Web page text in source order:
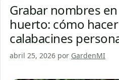
Grabar nombres
huerto: cómo
calabacines
abril 25, 2026 por GardenMI